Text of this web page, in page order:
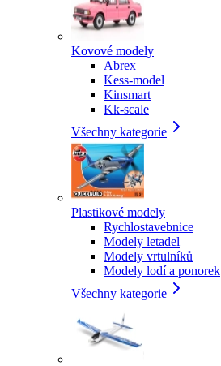
Kovové modely
Abrex
Kess-model
Kinsmart
Kk-scale
Všechny kategorie
Plastikové modely
Rychlostavebnice
Modely letadel
Modely vrtulníků
Modely lodí a ponorek
Všechny kategorie